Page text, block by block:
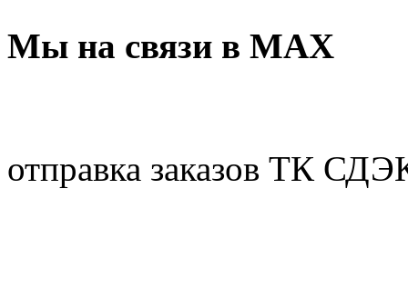
Мы на связи в МАХ
отправка заказов ТК